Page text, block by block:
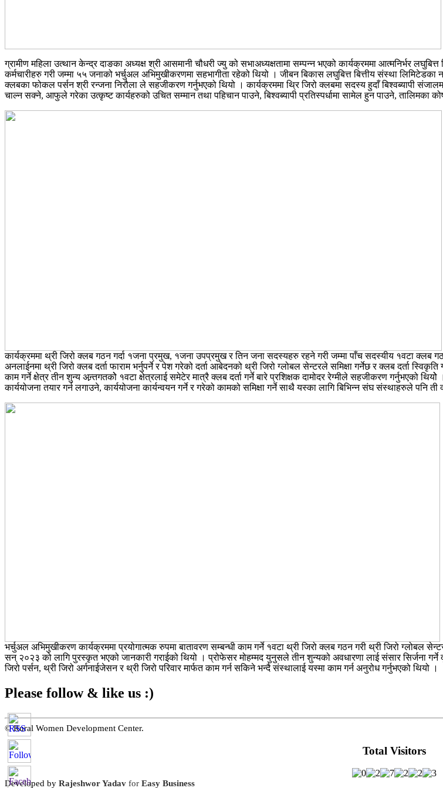
ग्रामीण महिला उत्थान केन्द्र दाङका अध्यक्ष श्री आसमानी चौधरी ज्यु को सभाअध्यक्षतामा सम्पन्न भएको कार्यक्रममा आत्मनिर्भर
कर्मचारीहरु गरी जम्मा ५५ जनाको भर्चुअल अभिमुखीकरणमा सहभागीता रहेको थियो । जीबन बिकास लघुबित्त बित्तीय संस्था लिमिटेडका
क्लबका फोकल पर्सन श्री रन्जना निरौला ले सहजीकरण गर्नुभएको थियो । कार्यक्रममा थ्रि जिरो क्लबमा सदस्य हुदाँ बिश्वब्यापी
चाल्न सक्ने, आफुले गरेका उत्कृष्ट कार्यहरुको उचित सम्मान तथा पहिचान पाउने, बिश्वब्यापी प्रतिस्पर्धामा सामेल हुन पाउने, तालिमका
कार्यक्रममा थ्री जिरो क्लब गठन गर्दा १जना प्रमुख, १जना उपप्रमुख र तिन जना सदस्यहरु रहने गरी जम्मा पाँच सदस्यीय १वटा क्लब
अनलाईनमा थ्री जिरो क्लब दर्ता फाराम भर्नुपर्ने र पेश गरेको दर्ता आबेदनको थ्री जिरो ग्लोबल सेन्टरले समिक्षा गर्नेछ र क्लब दर्ता
काम गर्ने क्षेत्र तीन शुन्य अन्र्तगतकोे १वटा क्षेत्रलाई समेटेर मात्रै क्लब दर्ता गर्ने बारे प्रशिक्षक दामोदर रेग्मीले सहजीकरण गर्नुभएको
कार्ययोजना तयार गर्न लगाउने, कार्ययोजना कार्यन्वयन गर्ने र गरेको कामको समिक्षा गर्ने साथै यस्का लागि बिभिन्न संघ संस्थाहरुले
भर्चुअल अभिमुखीकरण कार्यक्रममा प्रयोगात्मक रुपमा बातावरण सम्बन्धी काम गर्ने १वटा थ्री जिरो क्लब गठन गरी थ्री जिरो ग्लोबल
सन् २०२३ को लागि पुरस्कृत भएको जानकारी गराईको थियो । प्रोफेसर मोहम्मद युनुसले तीन शुन्यको अवधारणा लाई संसार सिर्जना
जिरो पर्सन, थ्री जिरो अर्गनाईजेसन र थ्री जिरो परिवार मार्फत काम गर्न सकिने भन्दै संस्थालाई यस्मा काम गर्न अनुरोध गर्नुभएको थियो ।
Please follow & like us :)
© Rural Women Development Center.
Total Visitors
Developed by Rajeshwor Yadav for Easy Business